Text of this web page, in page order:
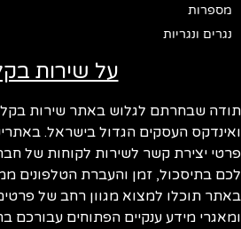
מספרות
נגרים ונגריות
על שירות
שבחרתם לגלוש באתר שירות
העסקים הגדול בישראל.
יצירת קשר לשירות לקוחות של
בתיסכול, זמן והעברת הטלפונים
תוכלו למצוא מגוון רחב של
מידע ענקיים הפתוחים עבורכם